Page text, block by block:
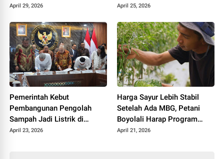
Nasional
April 29, 2026
Sekolah dari Pemerintah
April 25, 2026
Pemerintah Kebut
Pembangunan Pengolah
Sampah Jadi Listrik di
Bekasi, Bogor, hingga
April 23, 2026
Harga Sayur Lebih Stabil
Setelah Ada MBG, Petani
Boyolali Harap Program
Terus Berlanjut
April 21, 2026